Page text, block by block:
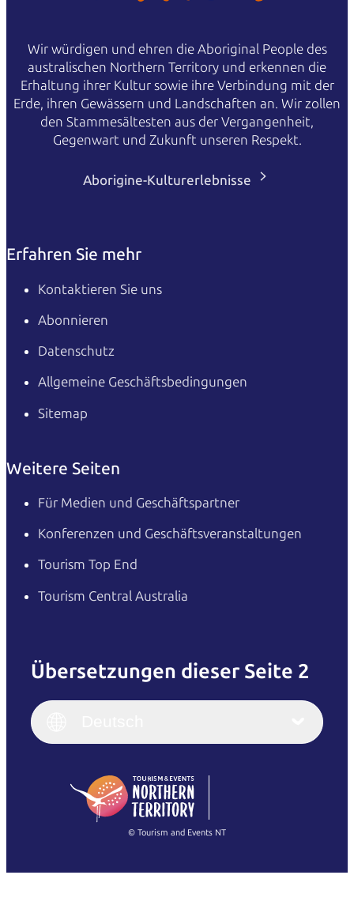
Wir würdigen und ehren die Aboriginal People des
australischen Northern Territory und erkennen die
Erhaltung ihrer Kultur sowie ihre Verbindung mit der
Erde, ihren Gewässern und Landschaften an. Wir zollen
den Stammesältesten aus der Vergangenheit,
Gegenwart und Zukunft unseren Respekt.
Aborigine-Kulturerlebnisse
Erfahren Sie mehr
Kontaktieren Sie uns
Abonnieren
Datenschutz
Allgemeine Geschäftsbedingungen
Sitemap
Weitere Seiten
Für Medien und Geschäftspartner
Konferenzen und Geschäftsveranstaltungen
Tourism Top End
Tourism Central Australia
Übersetzungen dieser Seite 2
English
(Singapore)
Français
Italiano
繁體中文
© Tourism and Events NT